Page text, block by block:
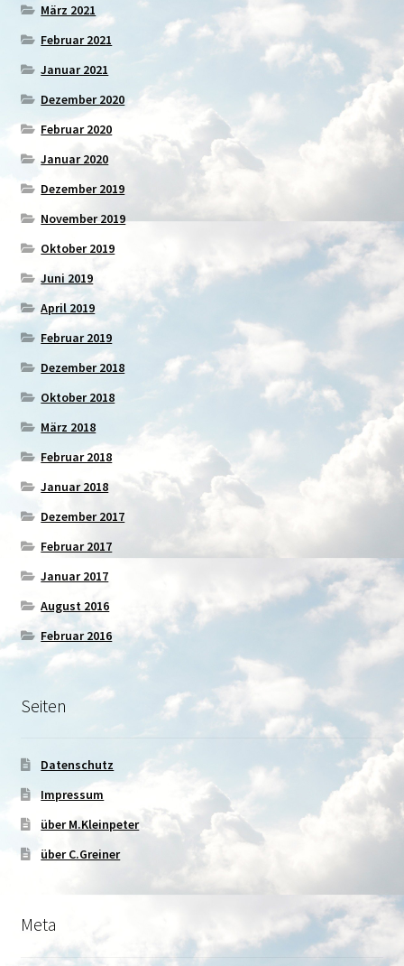
März 2021
Februar 2021
Januar 2021
Dezember 2020
Februar 2020
Januar 2020
Dezember 2019
November 2019
Oktober 2019
Juni 2019
April 2019
Februar 2019
Dezember 2018
Oktober 2018
März 2018
Februar 2018
Januar 2018
Dezember 2017
Februar 2017
Januar 2017
August 2016
Februar 2016
Seiten
Datenschutz
Impressum
über M.Kleinpeter
über C.Greiner
Meta